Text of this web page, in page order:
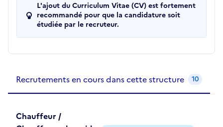
L'ajout du Curriculum Vitae (CV) est fortement
recommandé pour que la candidature soit
étudiée par le recruteur.
Recrutements en cours dans cette structure 10
Chauffeur /